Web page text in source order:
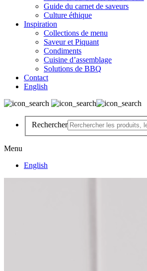
Guide du carnet de saveurs
Culture éthique
Inspiration
Collections de menu
Saveur et Piquant
Condiments
Cuisine d’assemblage
Solutions de BBQ
Contact
English
Rechercher
Menu
English